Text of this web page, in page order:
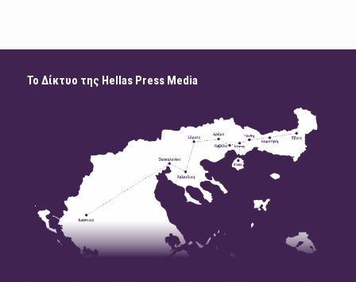
Το Δίκτυο της Hellas Press Media